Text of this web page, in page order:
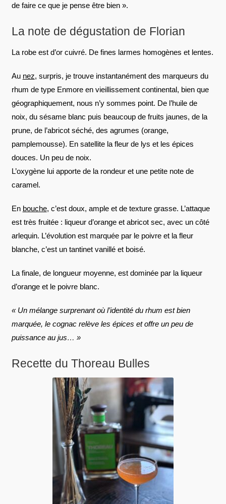
de faire ce que je pense être bien ».
La note de dégustation de Florian
La robe est d’or cuivré. De fines larmes homogènes et lentes.
Au nez, surpris, je trouve instantanément des marqueurs du
rhum de type Enmore en vieillissement continental, bien que
géographiquement, nous n’y sommes point. De l’huile de
noix, du sésame blanc puis beaucoup de fruits jaunes, de la
prune, de l’abricot séché, des agrumes (orange,
pamplemousse). En satellite la fleur de lys et les épices
douces. Un peu de noix.
L’oxygène lui apporte de la rondeur et une petite note de
caramel.
En bouche, c’est doux, ample et de texture grasse. L’attaque
est très fruitée : liqueur d’orange et abricot sec, avec un côté
arlequin. L’évolution est marquée par le poivre et la fleur
blanche, c’est un tantinet vanillé et boisé.
La finale, de longueur moyenne, est dominée par la liqueur
d’orange et le poivre blanc.
« Un mélange surprenant où l’identité du rhum est bien
marquée, le cognac relève les épices et offre un peu de
puissance au jus… »
Recette du Thoreau Bulles